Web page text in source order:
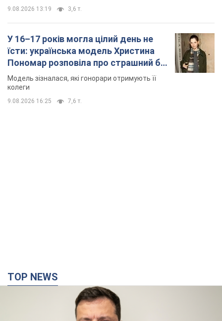
9.08.2026 13:19 3,6 т.
У 16–17 років могла цілий день не
їсти: українська модель Христина
Пономар розповіла про страшний бік
модельної кар’єри
Модель зізналася, які гонорари отримують її
колеги
9.08.2026 16:25 7,6 т.
TOP NEWS